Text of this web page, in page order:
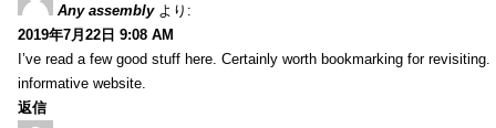
Any assembly より:
2019年7月22日 9:08 AM
I’ve read a few good stuff here. Certainly worth bookmarking for
informative website.
返信